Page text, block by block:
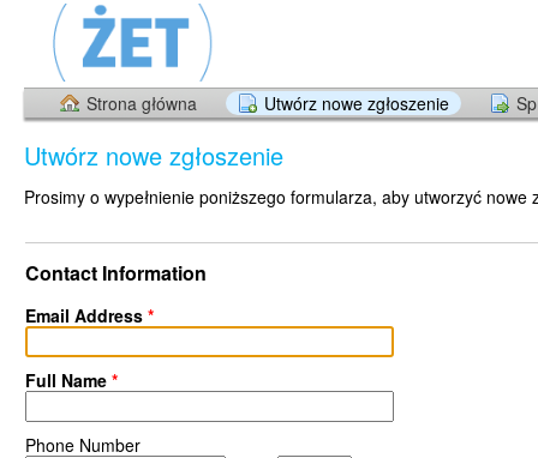
Strona główna Utwórz nowe zgłoszenie
Utwórz nowe zgłoszenie
Prosimy o wypełnienie poniższego formularza, aby utworzyć nowe
Contact Information
Email Address *
Full Name *
Phone Number